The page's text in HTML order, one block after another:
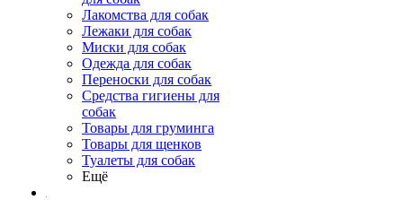
Лакомства для собак
Лежаки для собак
Миски для собак
Одежда для собак
Переноски для собак
Средства гигиены для
собак
Товары для груминга
Товары для щенков
Туалеты для собак
Ещё